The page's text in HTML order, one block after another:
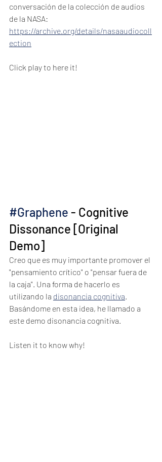
conversación de la colección de audios
de la NASA:
https://archive.org/details/nasaaudiocoll
ection
Click play to here it!
#Graphene - Cognitive
Dissonance [Original
Demo]
Creo que es muy importante promover el
"pensamiento crítico" o "pensar fuera de
la caja". Una forma de hacerlo es
utilizando la disonancia cognitiva.
Basándome en esta idea, he llamado a
este demo disonancia cognitiva.
Listen it to know why!